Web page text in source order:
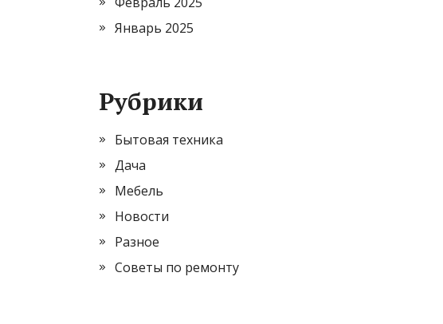
Январь 2025
Рубрики
Бытовая техника
Дача
Мебель
Новости
Разное
Советы по ремонту